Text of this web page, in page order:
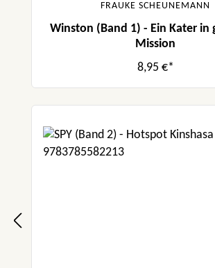
FRAUKE SCHEUNEMANN
Winston (Band 1) - Ein Kater in
Mission
8,95 €*